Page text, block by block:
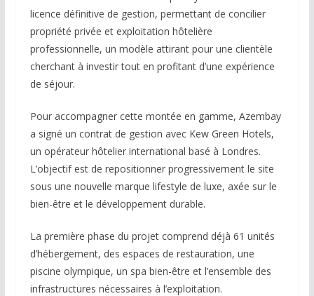
licence définitive de gestion, permettant de concilier
propriété privée et exploitation hôtelière
professionnelle, un modèle attirant pour une clientèle
cherchant à investir tout en profitant d’une expérience
de séjour.
Pour accompagner cette montée en gamme, Azembay
a signé un contrat de gestion avec Kew Green Hotels,
un opérateur hôtelier international basé à Londres.
L’objectif est de repositionner progressivement le site
sous une nouvelle marque lifestyle de luxe, axée sur le
bien-être et le développement durable.
La première phase du projet comprend déjà 61 unités
d’hébergement, des espaces de restauration, une
piscine olympique, un spa bien-être et l’ensemble des
infrastructures nécessaires à l’exploitation.